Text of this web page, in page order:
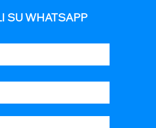
SU WHATSAPP